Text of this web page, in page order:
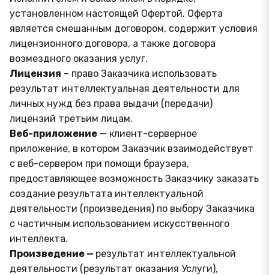
установленном настоящей Офертой. Оферта
является смешанным договором, содержит условия
лицензионного договора, а также договора
возмездного оказания услуг.
Лицензия – право Заказчика использовать
результат интеллектуальная деятельности для
личных нужд без права выдачи (передачи)
лицензий третьим лицам.
Веб-приложение — клиент-серверное
приложение, в котором Заказчик взаимодействует
с веб-сервером при помощи браузера,
предоставляющее возможность Заказчику заказать
создание результата интеллектуальной
деятельности (произведения) по выбору Заказчика
с частичным использованием искусственного
интеллекта.
Произведение — результат интеллектуальной
деятельности (результат оказания Услуги),